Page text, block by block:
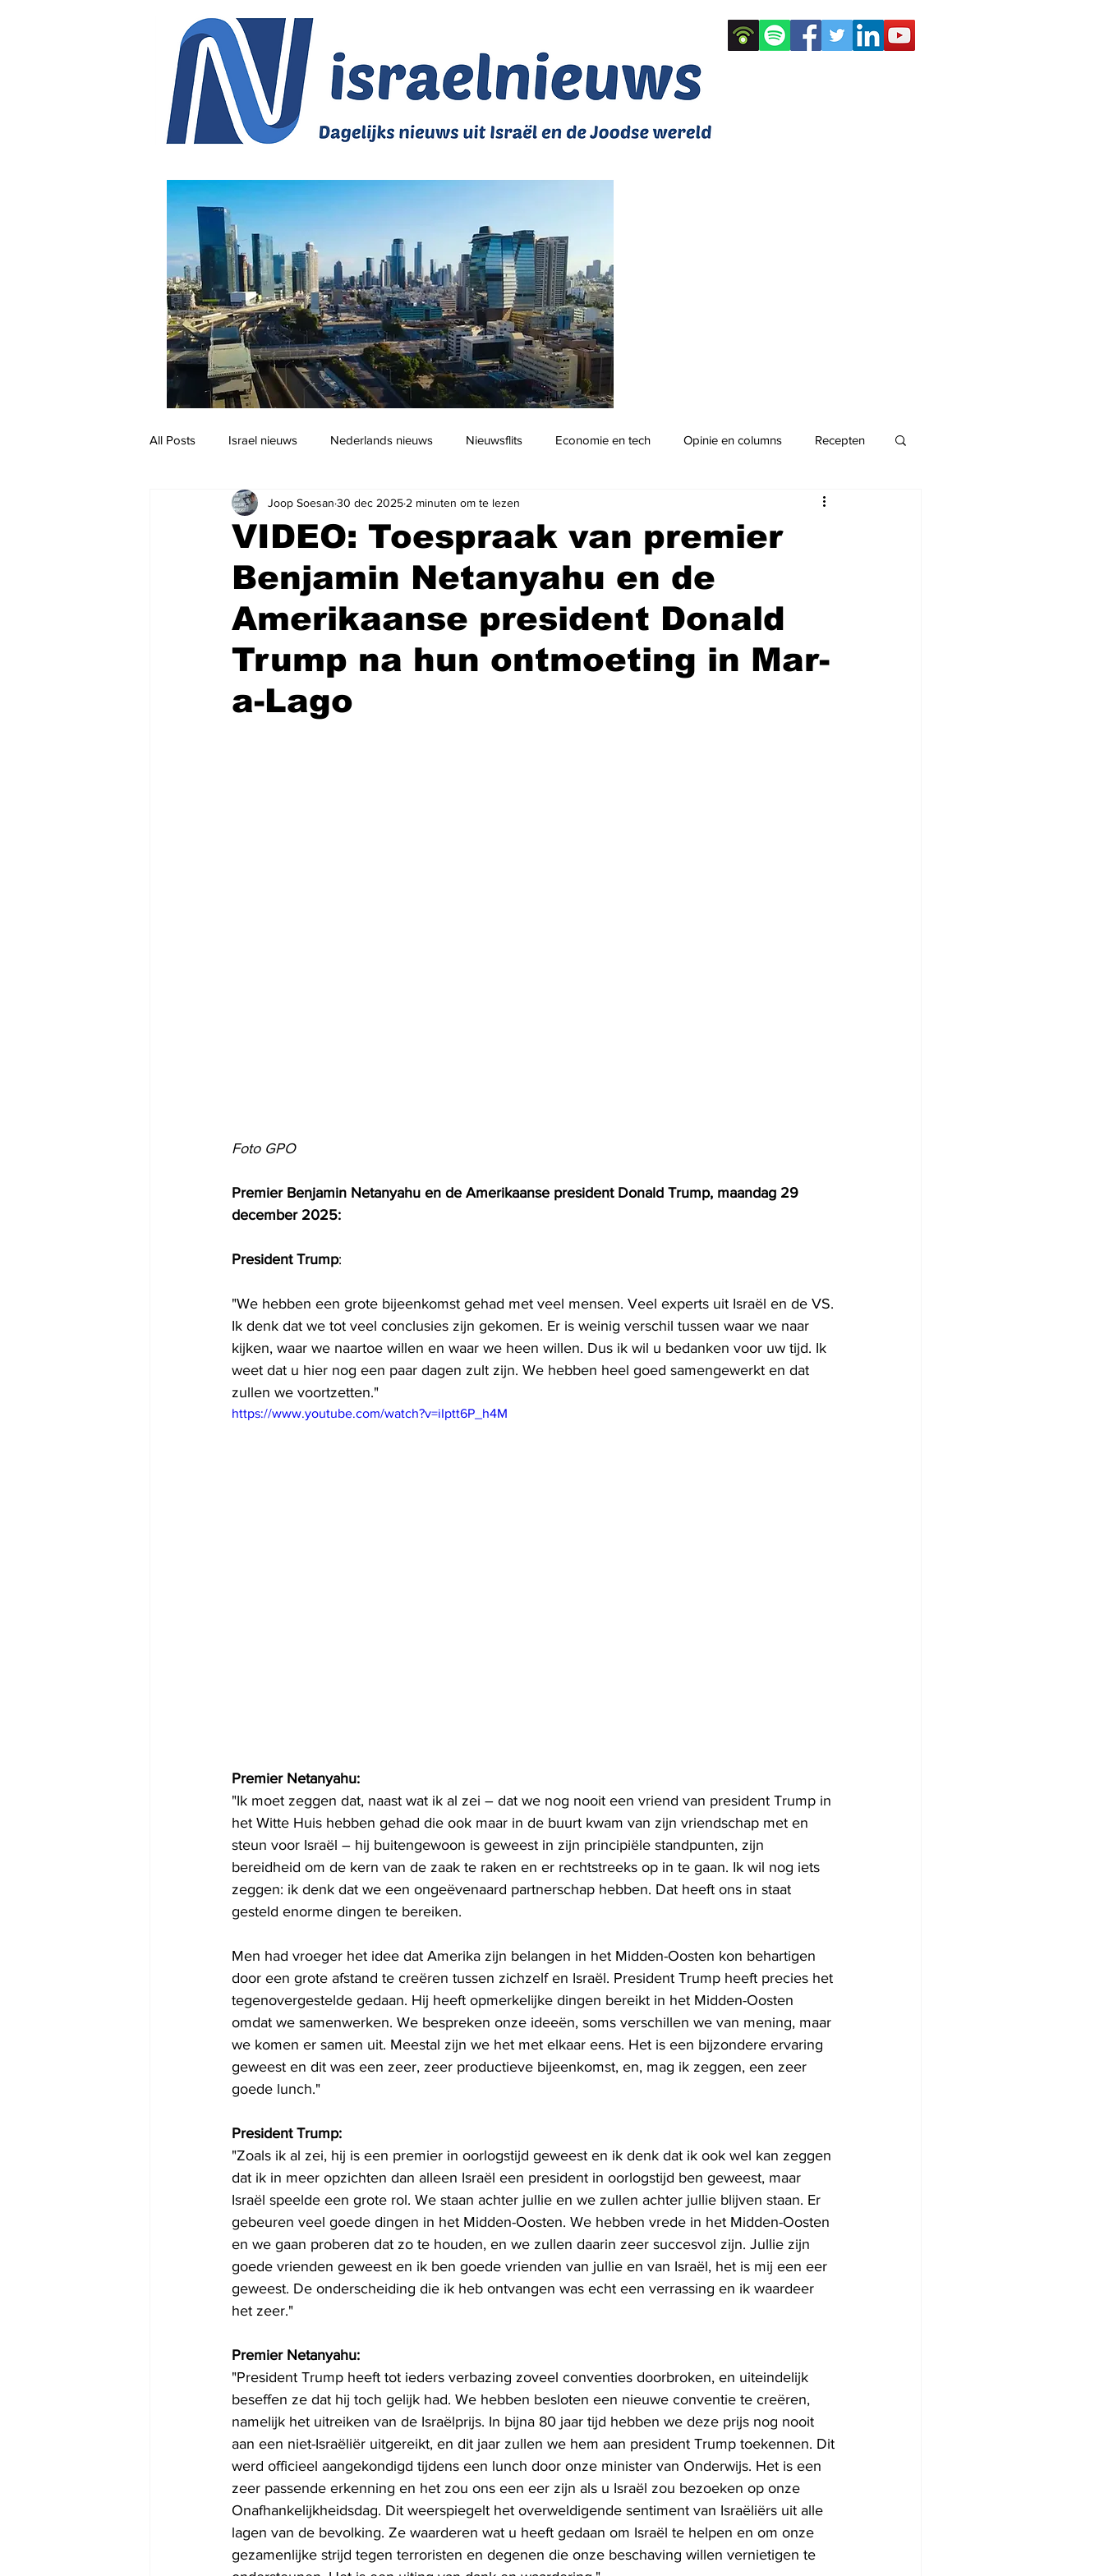
All Posts Israel nieuws Nederlands nieuws Nieuwsflits Economie en tech Opinie en columns Recepten
Jodendom en cultuur Podcast
VIDEO: Toespraak van premier
Benjamin Netanyahu en de
Amerikaanse president Donald
Trump na hun ontmoeting in Mar-
a-Lago
Joop Soesan 30 dec 2025 2 minuten om te lezen
Foto GPO
Premier Benjamin Netanyahu en de Amerikaanse president Donald Trump, maandag 29
december 2025:
President Trump:
"We hebben een grote bijeenkomst gehad met veel mensen. Veel experts uit Israël en de VS.
Ik denk dat we tot veel conclusies zijn gekomen. Er is weinig verschil tussen waar we naar
kijken, waar we naartoe willen en waar we heen willen. Dus ik wil u bedanken voor uw tijd. Ik
weet dat u hier nog een paar dagen zult zijn. We hebben heel goed samengewerkt en dat
zullen we voortzetten."
https://www.youtube.com/watch?v=iIptt6P_h4M
Premier Netanyahu:
"Ik moet zeggen dat, naast wat ik al zei – dat we nog nooit een vriend van president Trump in
het Witte Huis hebben gehad die ook maar in de buurt kwam van zijn vriendschap met en
steun voor Israël – hij buitengewoon is geweest in zijn principiële standpunten, zijn
bereidheid om de kern van de zaak te raken en er rechtstreeks op in te gaan. Ik wil nog iets
zeggen: ik denk dat we een ongeëvenaard partnerschap hebben. Dat heeft ons in staat
gesteld enorme dingen te bereiken.
Men had vroeger het idee dat Amerika zijn belangen in het Midden-Oosten kon behartigen
door een grote afstand te creëren tussen zichzelf en Israël. President Trump heeft precies het
tegenovergestelde gedaan. Hij heeft opmerkelijke dingen bereikt in het Midden-Oosten
omdat we samenwerken. We bespreken onze ideeën, soms verschillen we van mening, maar
we komen er samen uit. Meestal zijn we het met elkaar eens. Het is een bijzondere ervaring
geweest en dit was een zeer, zeer productieve bijeenkomst, en, mag ik zeggen, een zeer
goede lunch."
President Trump:
"Zoals ik al zei, hij is een premier in oorlogstijd geweest en ik denk dat ik ook wel kan zeggen
dat ik in meer opzichten dan alleen Israël een president in oorlogstijd ben geweest, maar
Israël speelde een grote rol. We staan ​​achter jullie en we zullen achter jullie blijven staan. Er
gebeuren veel goede dingen in het Midden-Oosten. We hebben vrede in het Midden-Oosten
en we gaan proberen dat zo te houden, en we zullen daarin zeer succesvol zijn. Jullie zijn
goede vrienden geweest en ik ben goede vrienden van jullie en van Israël, het is mij een eer
geweest. De onderscheiding die ik heb ontvangen was echt een verrassing en ik waardeer
het zeer."
Premier Netanyahu:
"President Trump heeft tot ieders verbazing zoveel conventies doorbroken, en uiteindelijk
beseffen ze dat hij toch gelijk had. We hebben besloten een nieuwe conventie te creëren,
namelijk het uitreiken van de Israëlprijs. In bijna 80 jaar tijd hebben we deze prijs nog nooit
aan een niet-Israëliër uitgereikt, en dit jaar zullen we hem aan president Trump toekennen. Dit
werd officieel aangekondigd tijdens een lunch door onze minister van Onderwijs. Het is een
zeer passende erkenning en het zou ons een eer zijn als u Israël zou bezoeken op onze
Onafhankelijkheidsdag. Dit weerspiegelt het overweldigende sentiment van Israëliërs uit alle
lagen van de bevolking. Ze waarderen wat u heeft gedaan om Israël te helpen en om onze
gezamenlijke strijd tegen terroristen en degenen die onze beschaving willen vernietigen te